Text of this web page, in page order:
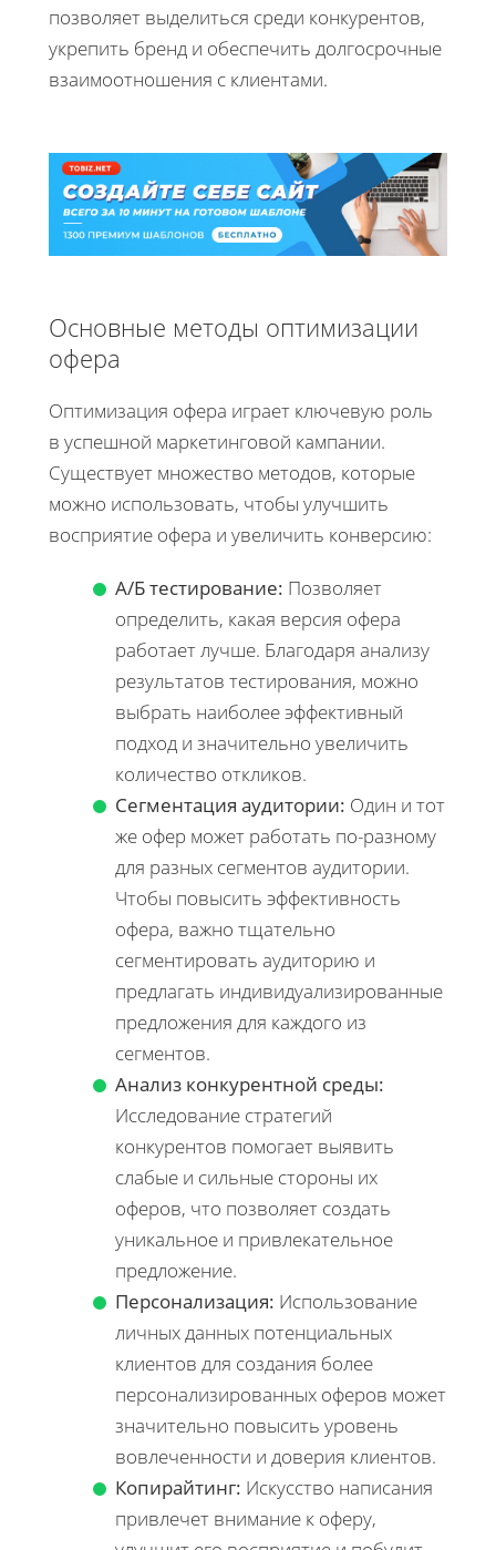
позволяет выделиться среди конкурентов,
укрепить бренд и обеспечить долгосрочные
взаимоотношения с клиентами.
Основные методы оптимизации
офера
Оптимизация офера играет ключевую роль
в успешной маркетинговой кампании.
Существует множество методов, которые
можно использовать, чтобы улучшить
восприятие офера и увеличить конверсию:
А/Б тестирование: Позволяет
определить, какая версия офера
работает лучше. Благодаря анализу
результатов тестирования, можно
выбрать наиболее эффективный
подход и значительно увеличить
количество откликов.
Сегментация аудитории: Один и тот
же офер может работать по-разному
для разных сегментов аудитории.
Чтобы повысить эффективность
офера, важно тщательно
сегментировать аудиторию и
предлагать индивидуализированные
предложения для каждого из
сегментов.
Анализ конкурентной среды:
Исследование стратегий
конкурентов помогает выявить
слабые и сильные стороны их
оферов, что позволяет создать
уникальное и привлекательное
предложение.
Персонализация: Использование
личных данных потенциальных
клиентов для создания более
персонализированных оферов может
значительно повысить уровень
вовлеченности и доверия клиентов.
Копирайтинг: Искусство написания
привлечет внимание к оферу,